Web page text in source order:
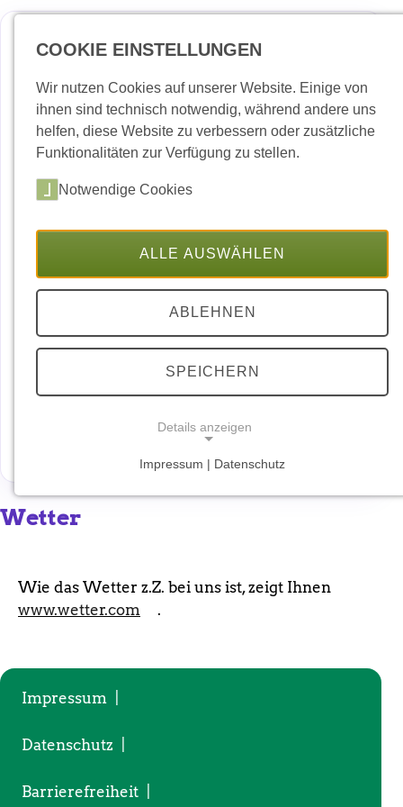
Aktuelles
Hafenbauhof
Hafenumschlag
Hafensicherheit
Einlaufgenehmigung
Termine und Events
Kontakt
Wetter
Wetter
Wie das Wetter z.Z. bei uns ist, zeigt Ihnen
www.wetter.com
.
Impressum
Datenschutz
Barrierefreiheit
COOKIE EINSTELLUNGEN
Wir nutzen Cookies auf unserer Website. Einige von
ihnen sind technisch notwendig, während andere uns
helfen, diese Website zu verbessern oder zusätzliche
Funktionalitäten zur Verfügung zu stellen.
Notwendige Cookies
ALLE AUSWÄHLEN
ABLEHNEN
SPEICHERN
Details anzeigen
Notwendige Cookies ermöglichen grundlegende
Funktionen und sind für die einwandfreie Funktion
Einverständnis-Cookie
Dieser Cookie speichert die ausgewählten
Cookie Laufzeit:
Impressum | Datenschutz